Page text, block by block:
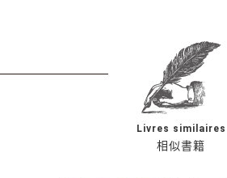
相似書籍
Livres similaires